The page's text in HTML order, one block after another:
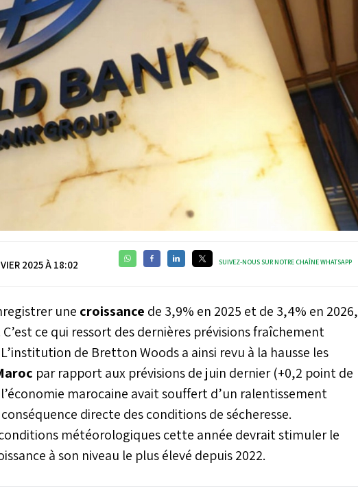
2025 À 18:02 SUIVEZ-NOUS SUR NOTRE CHAÎNE WHATSAPP
une croissance de 3,9% en 2025 et de 3,4% en 2026,
ce qui ressort des dernières prévisions fraîchement
de Bretton Woods a ainsi revu à la hausse les
par rapport aux prévisions de juin dernier (+0,2 point de
marocaine avait souffert d’un ralentissement
directe des conditions de sécheresse.
météorologiques cette année devrait stimuler le
à son niveau le plus élevé depuis 2022.